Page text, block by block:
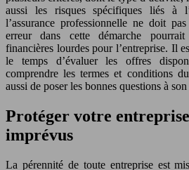
aussi les risques spécifiques liés à
l’assurance professionnelle ne doit
erreur dans cette démarche
financières lourdes pour l’entreprise. Il
le temps d’évaluer les offres
comprendre les termes et conditions
aussi de poser les bonnes questions à son
Protéger votre
imprévus
La pérennité de toute entreprise est